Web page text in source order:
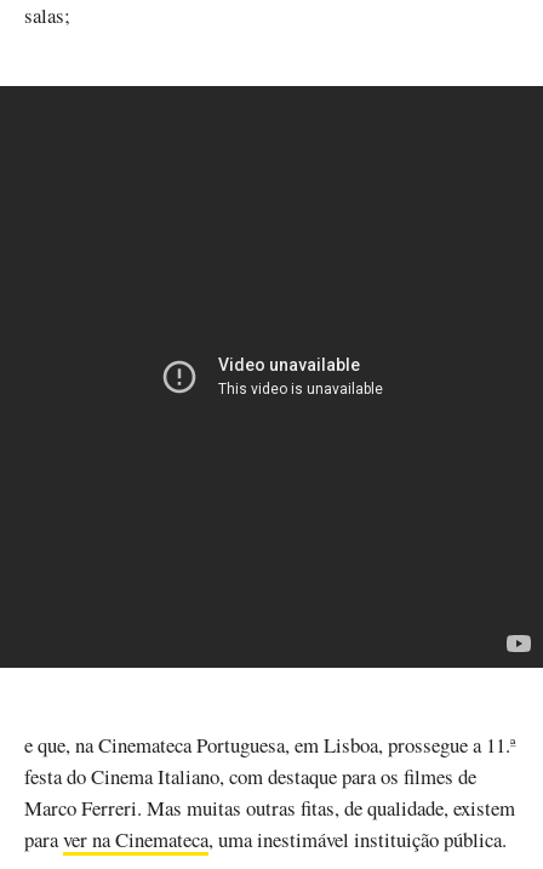
salas;
e que, na Cinemateca Portuguesa, em Lisboa, prossegue a 11.ª
festa do Cinema Italiano, com destaque para os filmes de
Marco Ferreri. Mas muitas outras fitas, de qualidade, existem
paraver na Cinemateca, uma inestimável instituição pública.